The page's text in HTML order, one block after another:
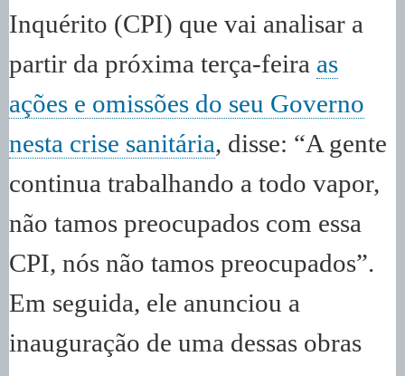
Inquérito (CPI) que vai analisar a
partir da próxima terça-feira as
ações e omissões do seu Governo
nesta crise sanitária, disse: “A gente
continua trabalhando a todo vapor,
não tamos preocupados com essa
CPI, nós não tamos preocupados”.
Em seguida, ele anunciou a
inauguração de uma dessas obras